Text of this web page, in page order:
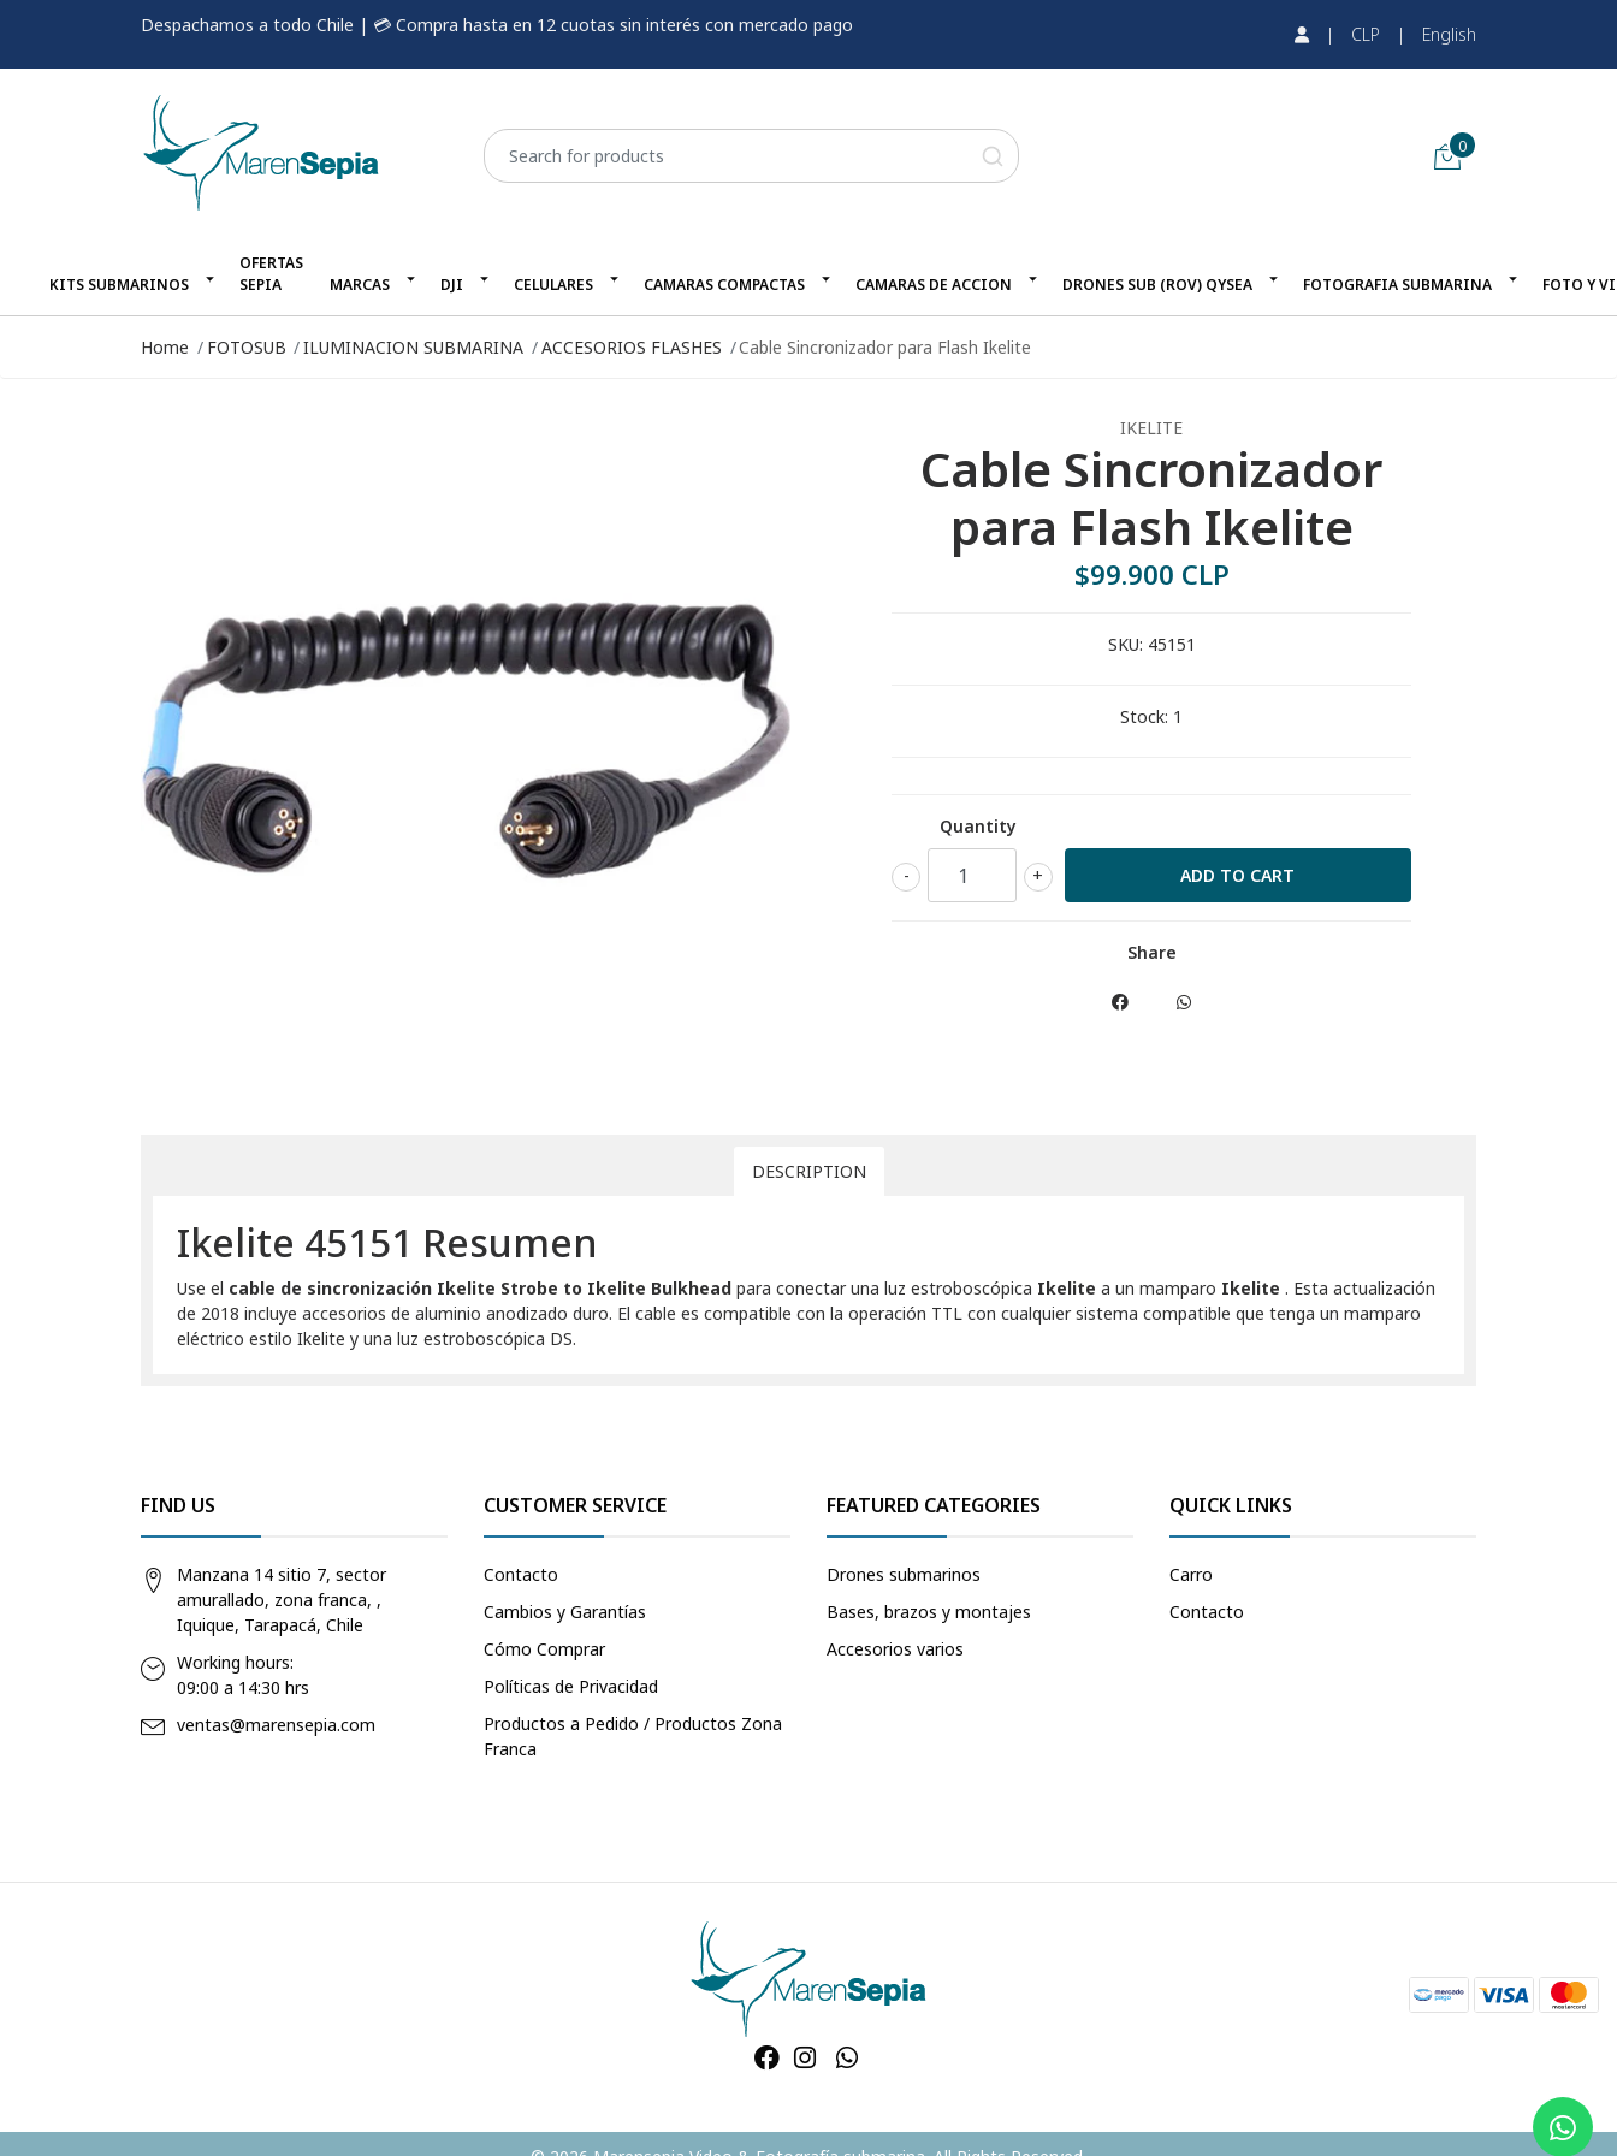
Despachamos a todo Chile | 💳 Compra hasta en 12 cuotas sin interés con mercado pago | CLP | English
0
KITS SUBMARINOS
OFERTAS
SEPIA
MARCAS DJI CELULARES CAMARAS COMPACTAS CAMARAS DE ACCION DRONES SUB (ROV) QYSEA FOTOGRAFIA SUBMARINA FOTO Y
Home FOTOSUB ILUMINACION SUBMARINA ACCESORIOS FLASHES Cable Sincronizador para Flash Ikelite
IKELITE
Cable Sincronizador
para Flash Ikelite
$99.900 CLP
SKU: 45151
Stock: 1
Quantity
+
-
Share
DESCRIPTION
Ikelite 45151 Resumen
Use el cable de sincronización Ikelite Strobe to Ikelite Bulkhead para conectar una luz estroboscópica Ikelite a un mamparo Ikelite . Esta actualización
de 2018 incluye accesorios de aluminio anodizado duro. El cable es compatible con la operación TTL con cualquier sistema compatible que tenga un mamparo
eléctrico estilo Ikelite y una luz estroboscópica DS.
FIND US
Manzana 14 sitio 7, sector
amurallado, zona franca, ,
Iquique, Tarapacá, Chile
Working hours:
09:00 a 14:30 hrs
ventas@marensepia.com
CUSTOMER SERVICE
Contacto
Cambios y Garantías
Cómo Comprar
Políticas de Privacidad
Productos a Pedido / Productos Zona
Franca
FEATURED CATEGORIES
Drones submarinos
Bases, brazos y montajes
Accesorios varios
QUICK LINKS
Carro
Contacto